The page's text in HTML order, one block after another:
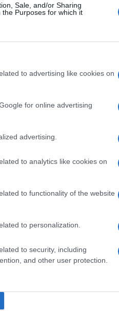
Sale, and/or Sharing
Purposes for which it
to advertising like cookies on
for online advertising
advertising.
to analytics like cookies on
to functionality of the website
to personalization.
to security, including
and other user protection.
η αγωγή
ότι η 38χρονη
αισθητικές
».
κάποια
αγοραστεί με
Κατόπιν